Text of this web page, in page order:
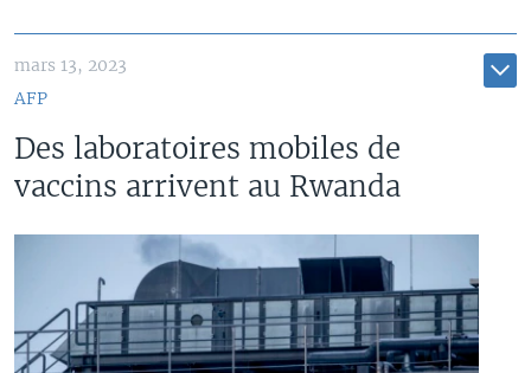
mars 13, 2023
AFP
Des laboratoires mobiles de
vaccins arrivent au Rwanda